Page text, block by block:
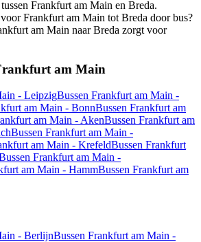
Frankfurt am Main en Breda.
Frankfurt am Main tot Breda door bus?
am Main naar Breda zorgt voor
am Main
- LeipzigBussen Frankfurt am Main -
am Main - BonnBussen Frankfurt am
am Main - AkenBussen Frankfurt am
Bussen Frankfurt am Main -
am Main - KrefeldBussen Frankfurt
Frankfurt am Main -
am Main - HammBussen Frankfurt am
- BerlijnBussen Frankfurt am Main -